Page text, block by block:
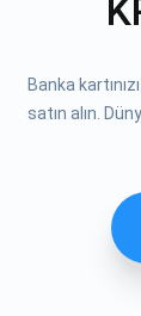
Banka
satın alın.